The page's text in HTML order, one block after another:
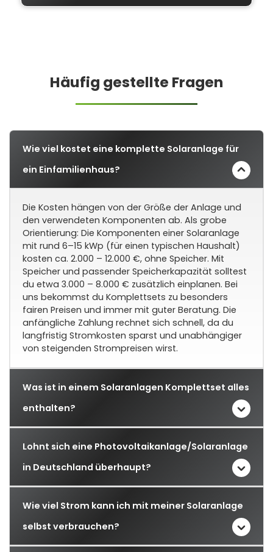
Häufig gestellte Fragen
Wie viel kostet eine komplette Solaranlage für
ein Einfamilienhaus?
Die Kosten hängen von der Größe der Anlage und
den verwendeten Komponenten ab. Als grobe
Orientierung: Die Komponenten einer Solaranlage
mit rund 6–15 kWp (für einen typischen Haushalt)
kosten ca. 2.000 – 12.000 €, ohne Speicher. Mit
Speicher und passender Speicherkapazität solltest
du etwa 3.000 – 8.000 € zusätzlich einplanen. Bei
uns bekommst du Komplettsets zu besonders
fairen Preisen und immer mit guter Beratung. Die
anfängliche Zahlung rechnet sich schnell, da du
langfristig Stromkosten sparst und unabhängiger
von steigenden Strompreisen wirst.
Was ist in einem Solaranlagen Komplettset alles
enthalten?
Lohnt sich eine Photovoltaikanlage/Solaranlage
in Deutschland überhaupt?
Wie viel Strom kann ich mit meiner Solaranlage
selbst verbrauchen?